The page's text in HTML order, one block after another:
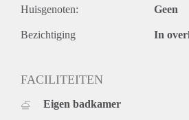
- Stylish kitchen
- Floor heating
- Ca. 85m2 of living space
- Dishwasher
Rental price: €2.195,- excluding utilities
Huisgenoten: Geen
Bezichtiging In
FACILITEITEN
Eigen badkamer